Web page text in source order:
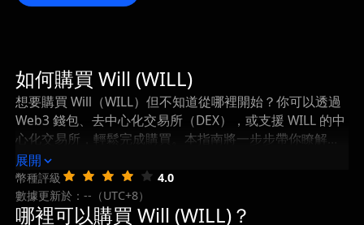
如何購買 Will (WILL)
想要購買 Will（WILL）但不知道從哪裡開始？你可以透過
Web3 錢包、去中心化交易所（DEX），或支援 WILL 的中
心化交易所，輕鬆完成購買。本指南將一步步帶你瞭解如
何購買 Will，以及在購買後如何安全地儲存和管理你的
WILL。
展開
幣種評級
4.0
數據更新於：--（UTC+8）
哪裡可以購買 Will (WILL)？